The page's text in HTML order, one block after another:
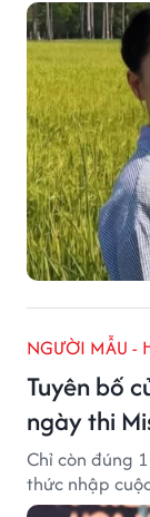
NGƯỜI MẪU -
Tuyên bố
ngày thi
Chỉ còn đúng
thức nhập